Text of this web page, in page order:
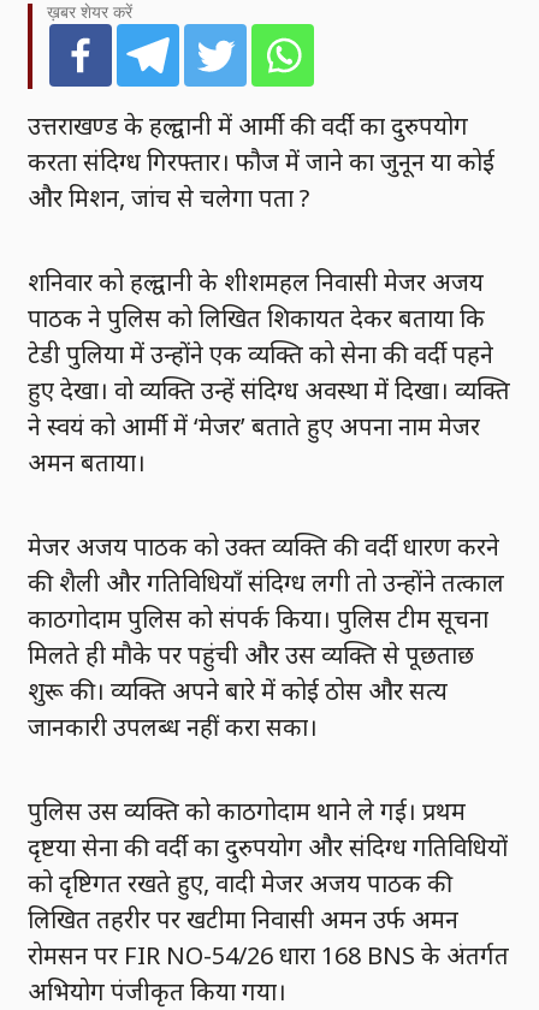
ख़बर शेयर करें
उत्तराखण्ड के हल्द्वानी में आर्मी की वर्दी का दुरुपयोग
करता संदिग्ध गिरफ्तार। फौज में जाने का जुनून या कोई
और मिशन, जांच से चलेगा पता ?
शनिवार को हल्द्वानी के शीशमहल निवासी मेजर अजय
पाठक ने पुलिस को लिखित शिकायत देकर बताया कि
टेडी पुलिया में उन्होंने एक व्यक्ति को सेना की वर्दी पहने
हुए देखा। वो व्यक्ति उन्हें संदिग्ध अवस्था में दिखा। व्यक्ति
ने स्वयं को आर्मी में ‘मेजर’ बताते हुए अपना नाम मेजर
अमन बताया।
मेजर अजय पाठक को उक्त व्यक्ति की वर्दी धारण करने
की शैली और गतिविधियाँ संदिग्ध लगी तो उन्होंने तत्काल
काठगोदाम पुलिस को संपर्क किया। पुलिस टीम सूचना
मिलते ही मौके पर पहुंची और उस व्यक्ति से पूछताछ
शुरू की। व्यक्ति अपने बारे में कोई ठोस और सत्य
जानकारी उपलब्ध नहीं करा सका।
पुलिस उस व्यक्ति को काठगोदाम थाने ले गई। प्रथम
दृष्टया सेना की वर्दी का दुरुपयोग और संदिग्ध गतिविधियों
को दृष्टिगत रखते हुए, वादी मेजर अजय पाठक की
लिखित तहरीर पर खटीमा निवासी अमन उर्फ अमन
रोमसन पर FIR NO-54/26 धारा 168 BNS के अंतर्गत
अभियोग पंजीकृत किया गया।